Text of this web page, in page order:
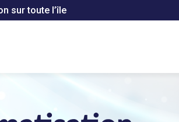
sur toute l’île